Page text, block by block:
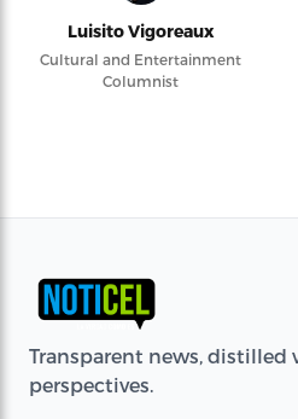
Luisito Vigoreaux
Cultural and Entertainment
Columnist
Transparent news, distilled
perspectives.